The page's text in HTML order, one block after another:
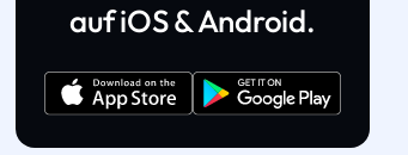
auf iOS & Android.